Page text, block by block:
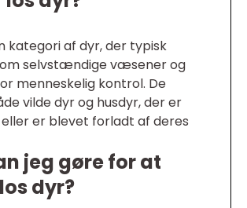
kategori af dyr, der typisk
selvstændige væsener og
menneskelig kontrol. De
vilde dyr og husdyr, der er
er blevet forladt af deres
jeg gøre for at
dyr?